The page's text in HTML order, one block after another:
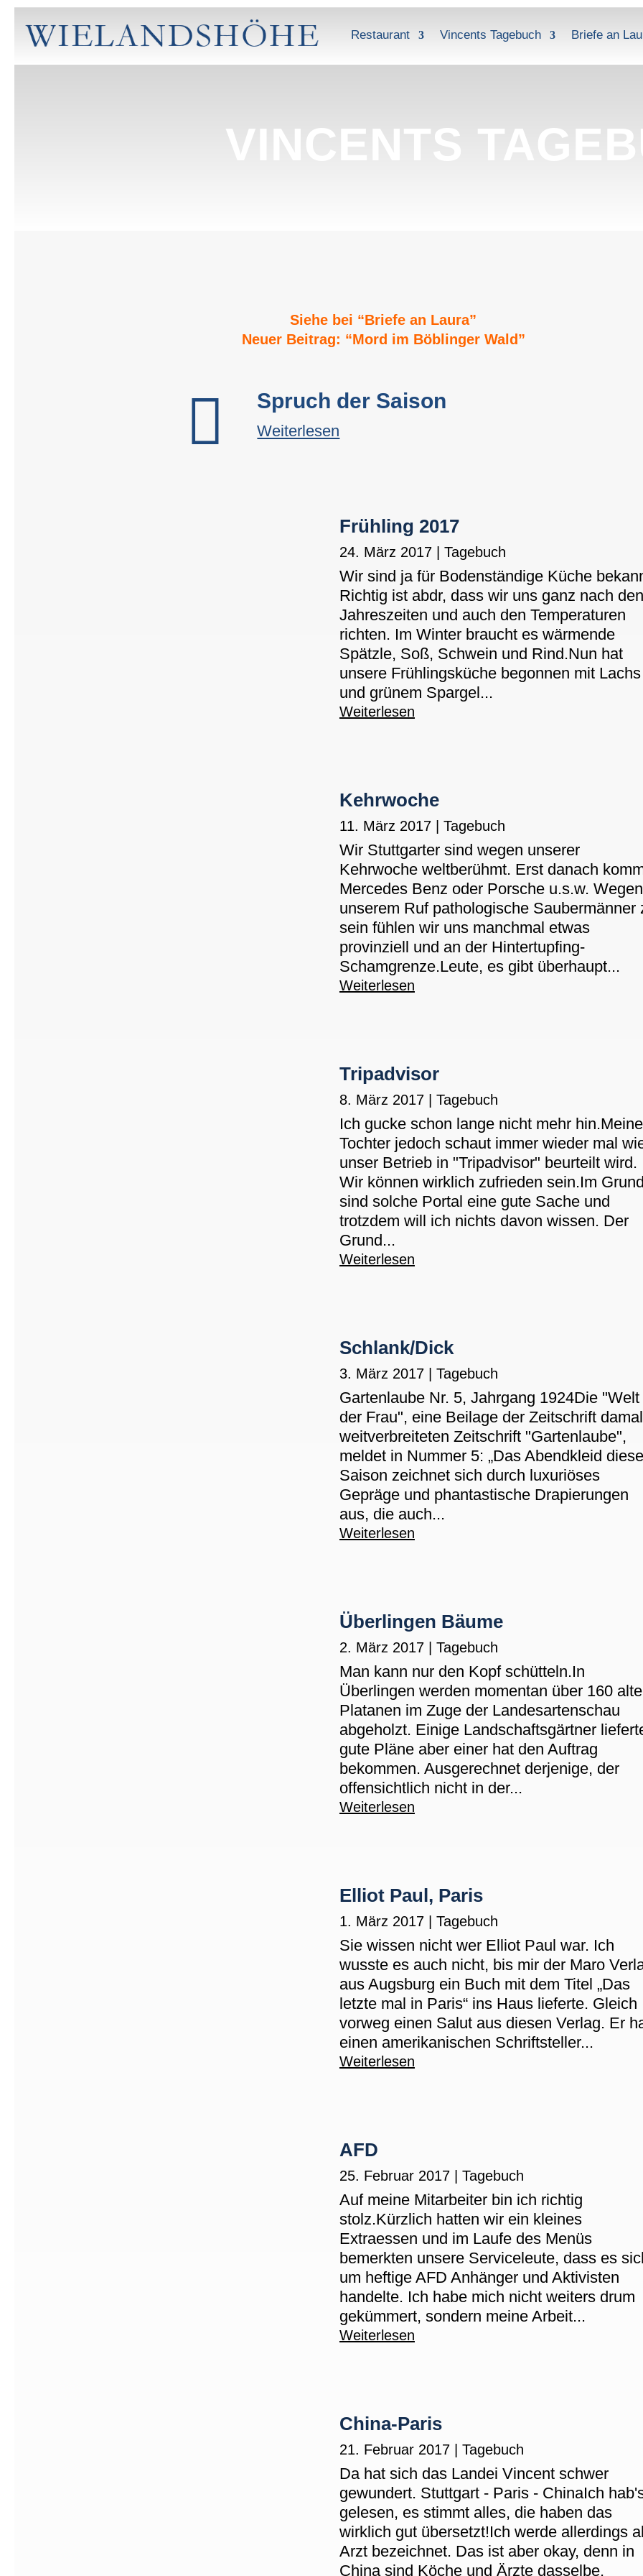
Restaurant Vincents Tagebuch Briefe an
VINCENTS
Siehe bei “Briefe an Laura”
Neuer Beitrag: “Mord im Böblinger Wald”
 Spruch der Saison
Weiterlesen
Frühling 2017
24. März 2017| Tagebuch
Wir sind ja für Bodenständige Küche
Richtig ist abdr, dass wir uns ganz nach den
Jahreszeiten und auch den Temperaturen
richten. Im Winter braucht es wärmende
Spätzle, Soß, Schwein und Rind.Nun hat
unsere Frühlingsküche begonnen mit Lachs
und grünem Spargel...
Weiterlesen
Kehrwoche
11. März 2017| Tagebuch
Wir Stuttgarter sind wegen unserer
Kehrwoche weltberühmt. Erst danach
Mercedes Benz oder Porsche u.s.w. Wegen
unserem Ruf pathologische Saubermänner
sein fühlen wir uns manchmal etwas
provinziell und an der Hintertupfing-
Schamgrenze.Leute, es gibt überhaupt...
Weiterlesen
Tripadvisor
8. März 2017| Tagebuch
Ich gucke schon lange nicht mehr hin.Meine
Tochter jedoch schaut immer wieder mal
unser Betrieb in "Tripadvisor" beurteilt wird.
Wir können wirklich zufrieden sein.Im
sind solche Portal eine gute Sache und
trotzdem will ich nichts davon wissen. Der
Grund...
Weiterlesen
Schlank/Dick
3. März 2017| Tagebuch
Gartenlaube Nr. 5, Jahrgang 1924Die "Welt
der Frau", eine Beilage der Zeitschrift
weitverbreiteten Zeitschrift "Gartenlaube",
meldet in Nummer 5: „Das Abendkleid
Saison zeichnet sich durch luxuriöses
Gepräge und phantastische Drapierungen
aus, die auch...
Weiterlesen
Überlingen Bäume
2. März 2017| Tagebuch
Man kann nur den Kopf schütteln.In
Überlingen werden momentan über 160 alte
Platanen im Zuge der Landesartenschau
abgeholzt. Einige Landschaftsgärtner
gute Pläne aber einer hat den Auftrag
bekommen. Ausgerechnet derjenige, der
offensichtlich nicht in der...
Weiterlesen
Elliot Paul, Paris
1. März 2017| Tagebuch
Sie wissen nicht wer Elliot Paul war. Ich
wusste es auch nicht, bis mir der Maro
aus Augsburg ein Buch mit dem Titel „Das
letzte mal in Paris“ ins Haus lieferte. Gleich
vorweg einen Salut aus diesen Verlag. Er
einen amerikanischen Schriftsteller...
Weiterlesen
AFD
25. Februar 2017| Tagebuch
Auf meine Mitarbeiter bin ich richtig
stolz.Kürzlich hatten wir ein kleines
Extraessen und im Laufe des Menüs
bemerkten unsere Serviceleute, dass es
um heftige AFD Anhänger und Aktivisten
handelte. Ich habe mich nicht weiters drum
gekümmert, sondern meine Arbeit...
Weiterlesen
China-Paris
21. Februar 2017| Tagebuch
Da hat sich das Landei Vincent schwer
gewundert. Stuttgart - Paris - ChinaIch
gelesen, es stimmt alles, die haben das
wirklich gut übersetzt!Ich werde allerdings
Arzt bezeichnet. Das ist aber okay, denn in
China sind Köche und Ärzte dasselbe.